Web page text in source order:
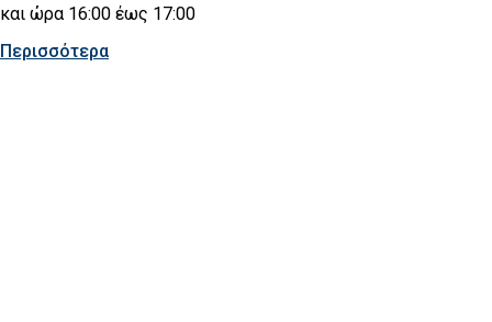
και ώρα 16:00 έως 17:00
Περισσότερα